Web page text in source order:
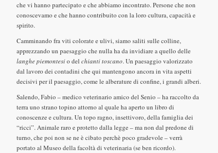
che vi hanno partecipato e che abbiamo incontrato. Persone che non
conoscevamo e che hanno contribuito con la loro cultura, capacità e
spirito.
Camminando fra viti colorate e ulivi, siamo saliti sulle colline,
apprezzando un paesaggio che nulla ha da invidiare a quello delle
langhe piemontesio del chianti toscano. Un paesaggio valorizzato
dal lavoro dei contadini che qui mantengono ancora in vita aspetti
decisivi per il paesaggio, come le alberature di confine, i grandi alberi.
Salendo, Fabio – medico veterinario amico del Senio – ha raccolto da
terra uno strano topino attorno al quale ha aperto un libro di
conoscenze e cultura. Un topo ragno, insettivoro, della famiglia dei
“ricci”. Animale raro e protetto dalla legge – ma non dal predone di
turno, che poi non se ne è cibato perchè poco gradevole – verrà
portato al Museo della facoltà di veterinaria (se ben ricordo).